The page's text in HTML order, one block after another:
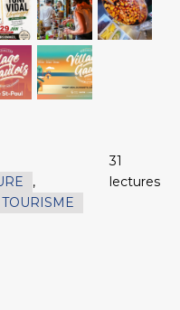
,
TOURISME
31
lectures